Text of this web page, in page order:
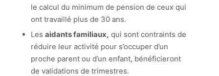
le calcul du minimum de pension de ceux qui
ont travaillé plus de 30 ans.
Les aidants familiaux, qui sont contraints de
réduire leur activité pour s’occuper d’un
proche parent ou d’un enfant, bénéficieront
de validations de trimestres.